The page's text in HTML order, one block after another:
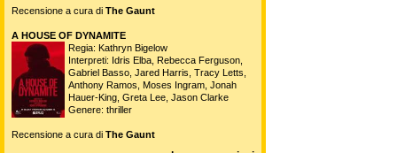
Recensione a cura di The Gaunt
A HOUSE OF DYNAMITE
Regia: Kathryn Bigelow
Interpreti: Idris Elba, Rebecca Ferguson,
Gabriel Basso, Jared Harris, Tracy Letts,
Anthony Ramos, Moses Ingram, Jonah
Hauer-King, Greta Lee, Jason Clarke
Genere: thriller
Recensione a cura di The Gaunt